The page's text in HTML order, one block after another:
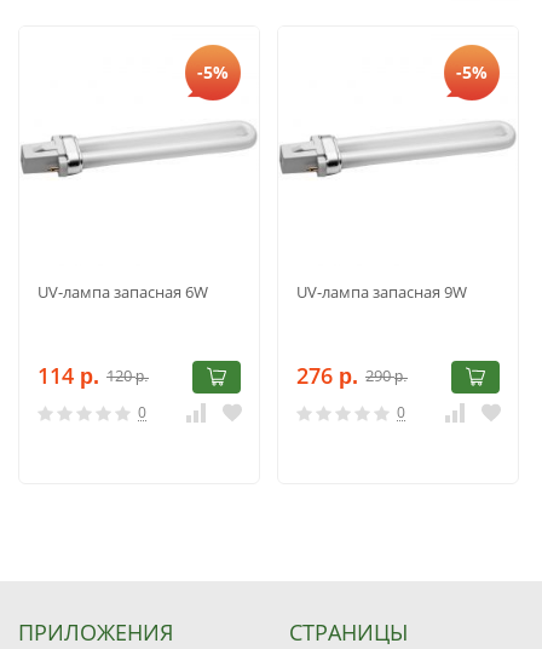
-5%
UV-лампа запасная 6W
114 р. 120р.
0
-5%
UV-лампа запасная 9W
276 р. 290р.
0
ПРИЛОЖЕНИЯ СТРАНИЦЫ